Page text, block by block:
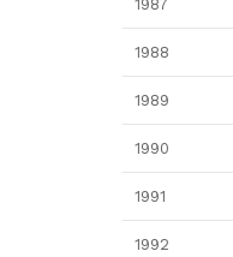
1987
1988
1989
1990
1991
1992